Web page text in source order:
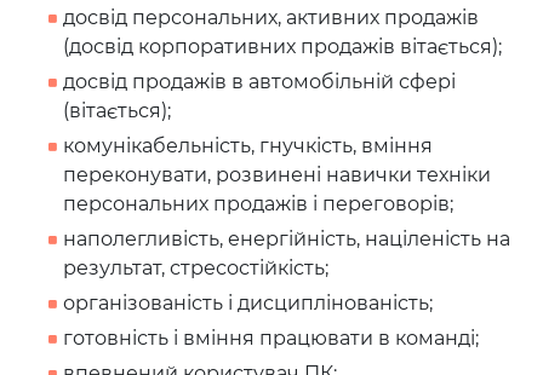
досвід персональних, активних продажів
(досвід корпоративних продажів вітається);
досвід продажів в автомобільній сфері
(вітається);
комунікабельність, гнучкість, вміння
переконувати, розвинені навички техніки
персональних продажів і переговорів;
наполегливість, енергійність, націленість на
результат, стресостійкість;
організованість і дисциплінованість;
готовність і вміння працювати в команді;